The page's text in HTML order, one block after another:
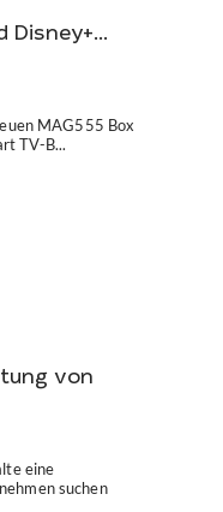
Disney+...
MAG555 Box
TV-B...
von
eine
suchen